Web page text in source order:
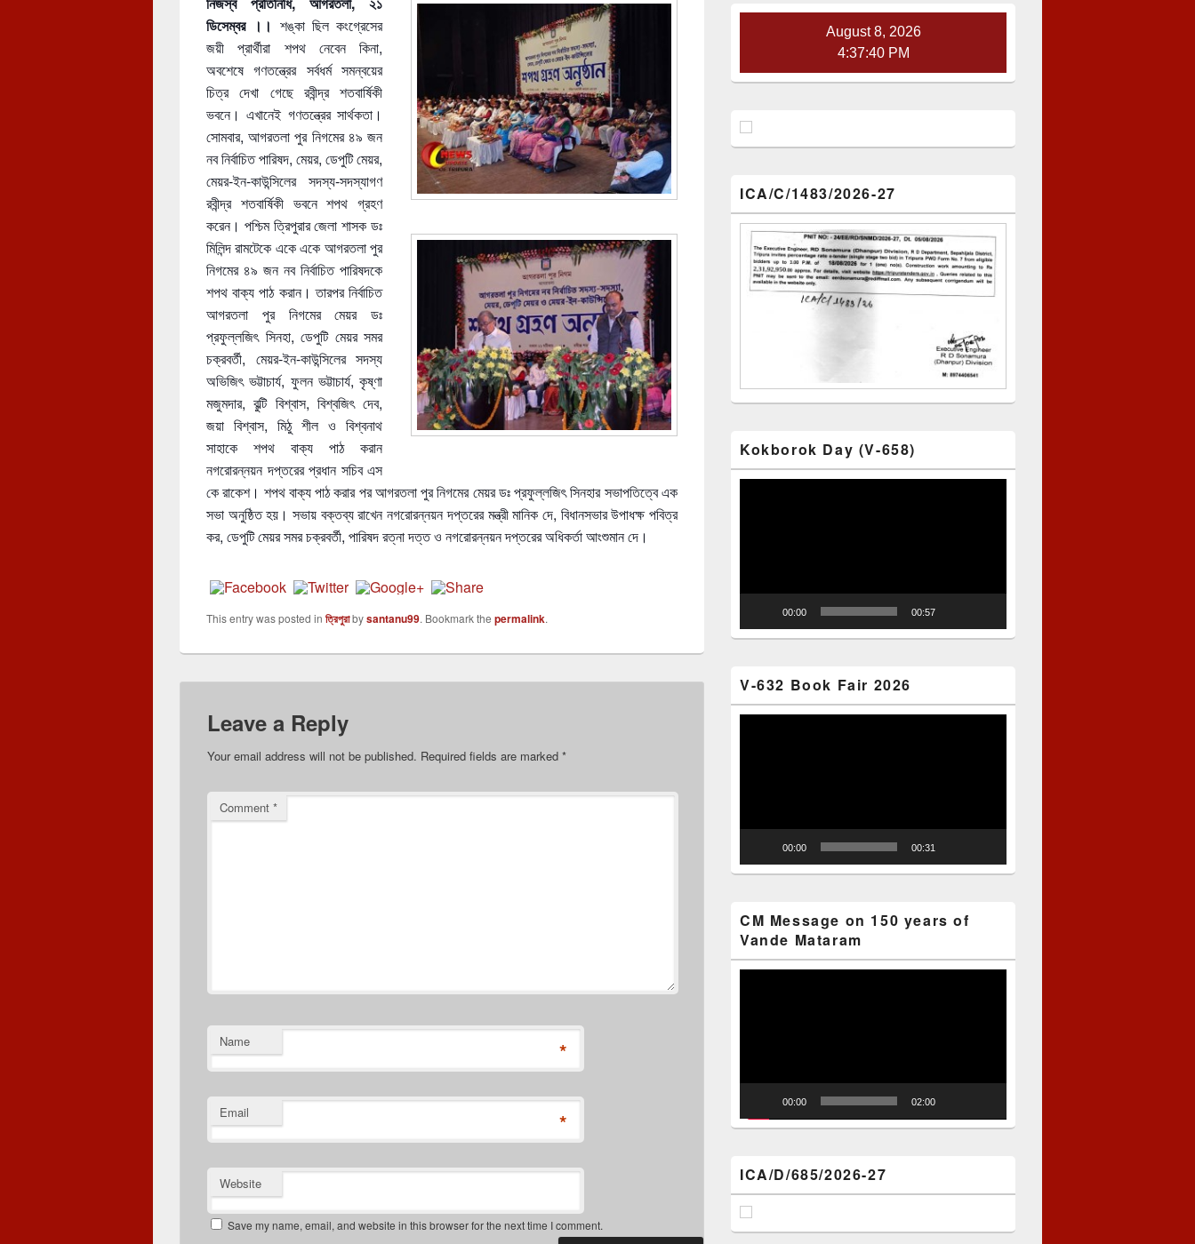
ডিসেম্বর ।। শঙ্কা ছিল কংগ্রেসের
জয়ী প্রার্থীরা শপথ নেবেন কিনা,
অবশেষে গণতন্ত্রের সর্বধর্ম সমন্বয়ের
চিত্র দেখা গেছে রবীন্দ্র শতবার্ষিকী
ভবনে। এখানেই গণতন্ত্রের সার্থকতা।
সোমবার, আগরতলা পুর নিগমের ৪৯ জন
নব নির্বাচিত পারিষদ, মেয়র, ডেপুটি মেয়র,
মেয়র-ইন-কাউন্সিলের সদস্য-সদস্যাগণ
রবীন্দ্র শতবার্ষিকী ভবনে শপথ গ্রহণ
করেন। পশ্চিম ত্রিপুরার জেলা শাসক ডঃ
মিলিন্দ রামটেকে একে একে আগরতলা পুর
নিগমের ৪৯ জন নব নির্বাচিত পারিষদকে
শপথ বাক্য পাঠ করান। তারপর নির্বাচিত
আগরতলা পুর নিগমের মেয়র ডঃ
প্রফুল্লজিৎ সিনহা, ডেপুটি মেয়র সমর
চক্রবর্তী, মেয়র-ইন-কাউন্সিলের সদস্য
অভিজিৎ ভট্টাচার্য, ফুলন ভট্টাচার্য, কৃষ্ণা
মজুমদার, বুল্টি বিশ্বাস, বিশ্বজিৎ দেব,
জয়া বিশ্বাস, মিঠু শীল ও বিশ্বনাথ
সাহাকে শপথ বাক্য পাঠ করান
নগরোরন্নয়ন দপ্তরের প্রধান সচিব এস
কে রাকেশ। শপথ বাক্য পাঠ করার পর আগরতলা পুর নিগমের মেয়র ডঃ প্রফুল্লজিৎ সিনহার সভাপতিত্বে এক
সভা অনুষ্ঠিত হয়। সভায় বক্তব্য রাখেন নগরোরন্নয়ন দপ্তরের মন্ত্রী মানিক দে, বিধানসভার উপাধক্ষ পবিত্র
কর, ডেপুটি মেয়র সমর চক্রবর্তী, পারিষদ রত্না দত্ত ও নগরোরন্নয়ন দপ্তরের অধিকর্তা আংশুমান দে।
This entry was posted in ত্রিপুরাbysantanu99. Bookmark the permalink.
Leave a Reply
Your email address will not be published. Required fields are marked *
Comment *
Name *
Email *
Website
Save my name, email, and website in this browser for the next time I comment.
August 8, 2026
4:37:41 PM
ICA/C/1483/2026-27
Kokborok Day (V-658)
00:00 00:57
V-632 Book Fair 2026
00:00 00:31
CM Message on 150 years of
Vande Mataram
00:00 02:00
ICA/D/685/2026-27